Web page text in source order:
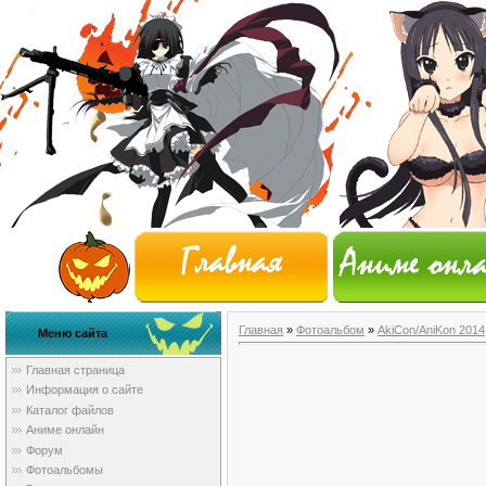
Меню сайта
Главная страница
Информация о сайте
Каталог файлов
Аниме онлайн
Форум
Фотоальбомы
Главная » Фотоальбом » AkiCon/AniKon 2014